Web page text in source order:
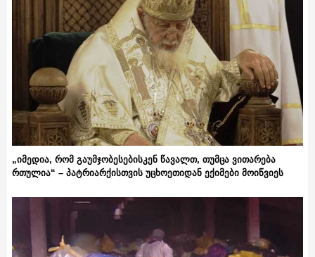
„იმედია, რომ გაუმჯობესებისკენ წავალთ, თუმცა ვითარება
რთულია“ – პატრიარქისთვის უცხოეთიდან ექიმები მოიწვიეს